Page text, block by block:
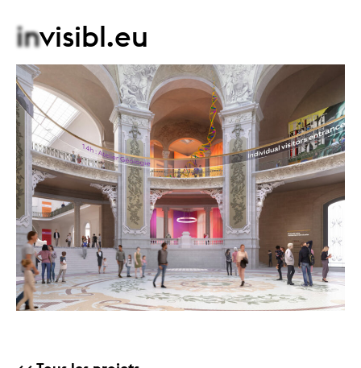
invisibl.eu